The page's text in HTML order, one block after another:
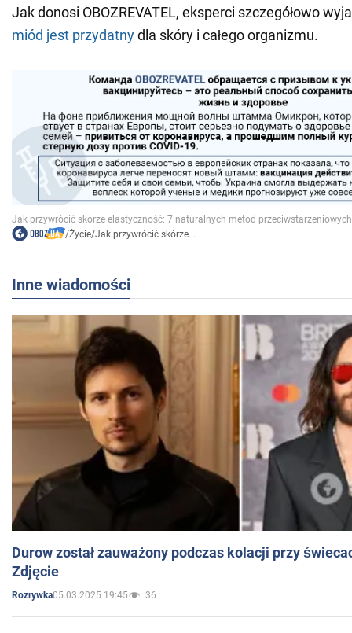
Jak donosi OBOZREVATEL, eksperci szczegółowo
miód jest przydatnydla skóry i całego organizmu.
/Życie/Jak przywrócić skórze...
Inne wiadomości
Durow został zauważony podczas kolacji przy
Zdjęcie
Rozrywka05.03.2025 19:45 36